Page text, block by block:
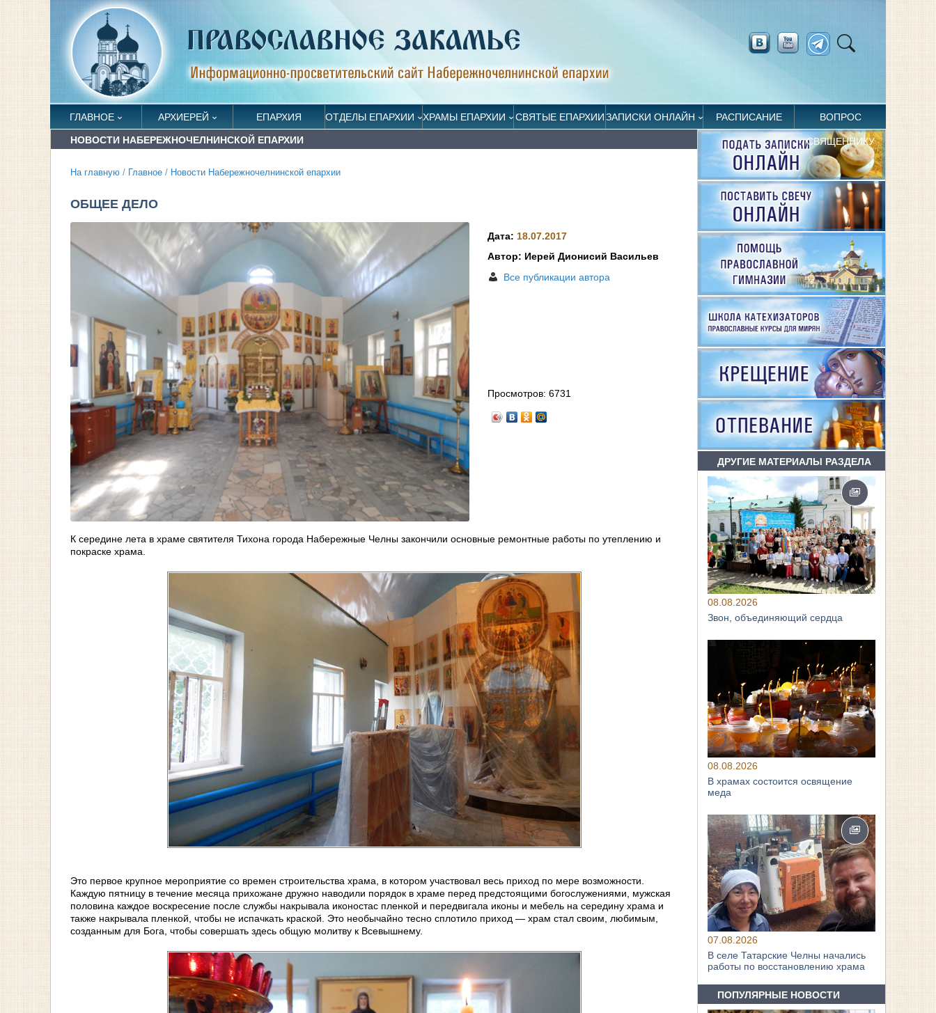
ГЛАВНОЕ АРХИЕРЕЙ ЕПАРХИЯ ОТДЕЛЫ ЕПАРХИИ ХРАМЫ ЕПАРХИИ СВЯТЫЕ ЕПАРХИИЗАПИСКИ ОНЛАЙН РАСПИСАНИЕ ВОПРОС
СВЯЩЕННИКУ
НОВОСТИ НАБЕРЕЖНОЧЕЛНИНСКОЙ ЕПАРХИИ
На главную / Главное / Новости Набережночелнинской епархии
ОБЩЕЕ ДЕЛО
Дата: 18.07.2017
Автор: Иерей Дионисий Васильев
Все публикации автора
Просмотров:6731
К середине лета в храме святителя Тихона города Набережные Челны закончили основные ремонтные работы по утеплению и
покраске храма.
Это первое крупное мероприятие со времен строительства храма, в котором участвовал весь приход по мере возможности.
Каждую пятницу в течение месяца прихожане дружно наводили порядок в храме перед предстоящими богослужениями, мужская
половина каждое воскресение после службы накрывала иконостас пленкой и передвигала иконы и мебель на середину храма и
также накрывала пленкой, чтобы не испачкать краской. Это необычайно тесно сплотило приход — храм стал своим, любимым,
созданным для Бога, чтобы совершать здесь общую молитву к Всевышнему.
ДРУГИЕ МАТЕРИАЛЫ РАЗДЕЛА
08.08.2026
Звон, объединяющий сердца
08.08.2026
В храмах состоится освящение
меда
07.08.2026
В селе Татарские Челны начались
работы по восстановлению храма
ПОПУЛЯРНЫЕ НОВОСТИ